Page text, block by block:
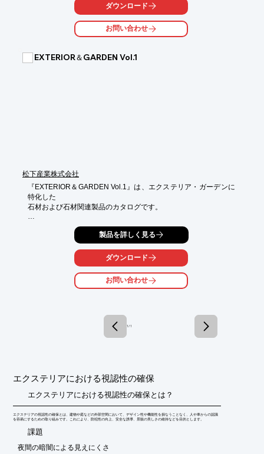
太陽光を効率的に透過する構造になっています。
■ルーバー構造で光を透過
■斜め上方向から入る光を透過するため、敷地内は明るい印象に
なる
ダウンロード
お問い合わせ
EXTERIOR＆GARDEN Vol.1
松下産業株式会社
『EXTERIOR＆GARDEN Vol.1』は、エクステリア・ガーデンに
特化した
石材および石材関連製品のカタログです。
「コバユニット」をはじめ、「スティック」や「モザイク」とい
歴史的建築物や古城のような重厚感のある雰囲気の演出から、モ
スタイリッシュな空間の演出まで可能な幅広いラインアップをご
ぜひ、ダウンロードしてご覧ください。
■スプリット
■モザイク
さい。
製品を詳しく見る
ダウンロード
お問い合わせ
1 / 1
エクステリアにおける視認性の確保
エクステリアにおける視認性の確保とは？
エクステリアの視認性の確保とは、建物や庭などの外部空間において、デザイン性や機能性を損なうことなく、人や車からの認識
を容易にするための取り組みです。これにより、防犯性の向上、安全な誘導、景観の美しさの維持などを目的とします。
​課題
夜間の暗闇による見えにくさ